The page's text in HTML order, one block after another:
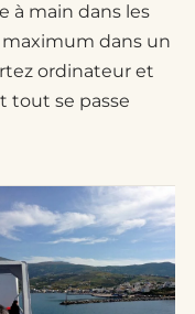
à main dans les
maximum dans un
ordinateur et
tout se passe